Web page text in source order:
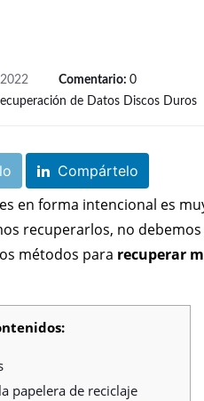
Comentario: 0
de Datos Discos Duros
Compártelo
en forma intencional es
recuperarlos, no
métodos para recuperar
papelera de reciclaje